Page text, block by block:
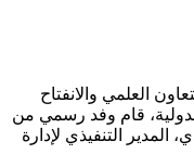
العلمي والانفتاح
قام وفد رسمي من
المدير التنفيذي لإدارة